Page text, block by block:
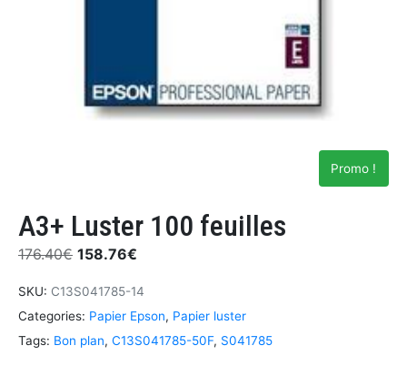
Promo !
A3+ Luster 100 feuilles
176.40€ 158.76€
SKU: C13S041785-14
Categories: Papier Epson, Papier luster
Tags: Bon plan, C13S041785-50F, S041785